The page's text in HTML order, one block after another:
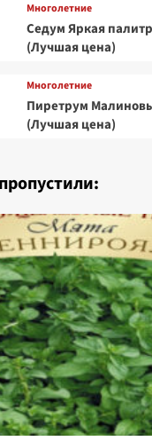
Многолетние
Седум Яркая
(Лучшая цена)
Многолетние
Пиретрум
(Лучшая цена)